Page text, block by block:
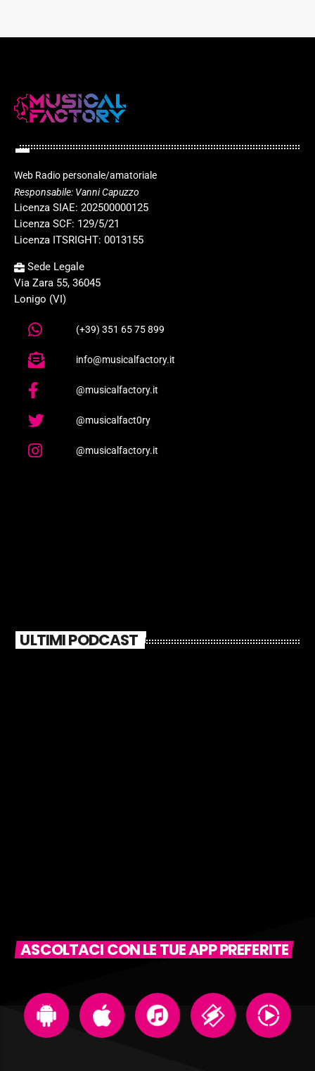
Web Radio personale/amatoriale
Responsabile: Vanni Capuzzo
Licenza SIAE: 202500000125
Licenza SCF: 129/5/21
Licenza ITSRIGHT: 0013155
Sede Legale
Via Zara 55, 36045
Lonigo (VI)
(+39) 351 65 75 899
info@musicalfactory.it
@musicalfactory.it
@musicalfact0ry
@musicalfactory.it
ULTIMI PODCAST
ASCOLTACI CON LE TUE APP PREFERITE